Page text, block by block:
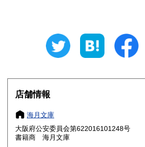
250円 福井県
250円 長野県
岐阜県 250円 静岡県
愛知県
滋賀県
大阪府
店舗情報
海月文庫
大阪府公安委員会第622016101248号
書籍商 海月文庫